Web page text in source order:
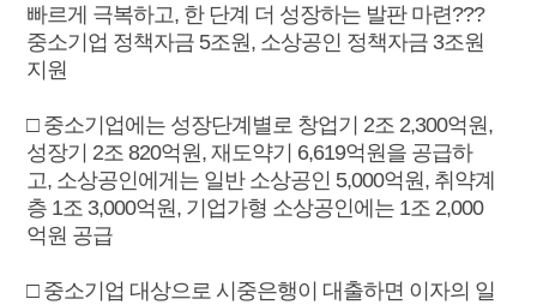
빠르게 극복하고, 한 단계 더 성장하는 발판 마련???
중소기업 정책자금 5조원, 소상공인 정책자금 3조원
지원
□ 중소기업에는 성장단계별로 창업기 2조 2,300억원,
성장기 2조 820억원, 재도약기 6,619억원을 공급하
고, 소상공인에게는 일반 소상공인 5,000억원, 취약계
층 1조 3,000억원, 기업가형 소상공인에는 1조 2,000
억원 공급
□ 중소기업 대상으로 시중은행이 대출하면 이자의 일